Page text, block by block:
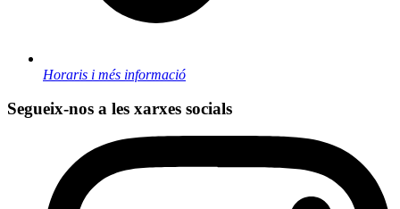
Horaris i més informació
Segueix-nos a les xarxes socials